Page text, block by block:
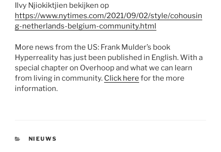
Ilvy Njiokiktjien bekijken op
https://www.nytimes.com/2021/09/02/style/cohousin
g-netherlands-belgium-community.html
More news from the US: Frank Mulder’s book
Hyperreality has just been published in English. With a
special chapter on Overhoop and what we can learn
from living in community. Click here for the more
information.
CATEGORIEËN
NIEUWS